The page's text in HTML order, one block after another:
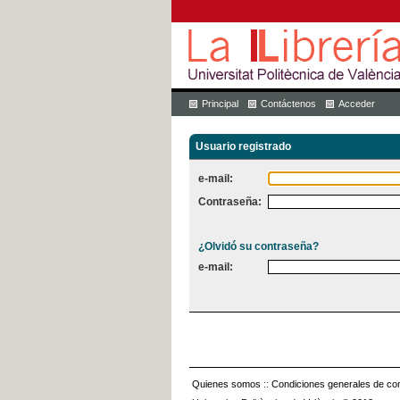
Principal Contáctenos Acceder
Usuario registrado
e-mail:
Contraseña:
¿Olvidó su contraseña?
e-mail:
Quienes somos :: Condiciones generales de